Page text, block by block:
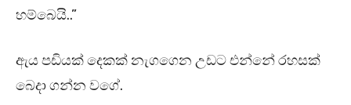
හම්බෙයි..”
ඇය පඩියක් දෙකක් නැගගෙන උඩට එන්නේ රහසක්
බෙදා ගන්න වගේ.